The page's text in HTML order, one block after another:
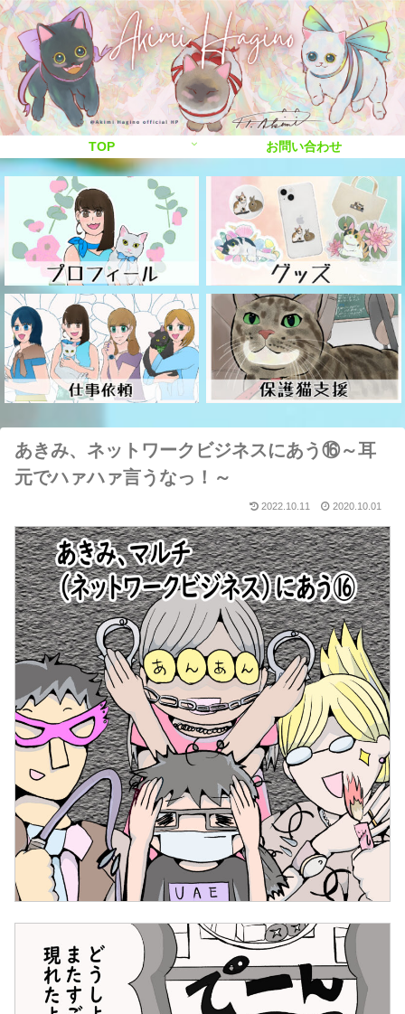
TOP お問い合わせ
あきみ、ネットワークビジネスにあう⑯～耳
元でハァハァ言うなっ！～
2022.10.11 2020.10.01